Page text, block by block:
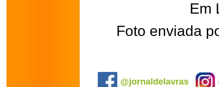
Em
Foto enviada
@jornaldelavras